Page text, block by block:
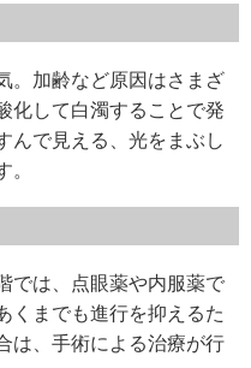
。加齢など原因はさまざ
化して白濁することで発
んで見える、光をまぶし
。
では、点眼薬や内服薬で
くまでも進行を抑えるた
は、手術による治療が行